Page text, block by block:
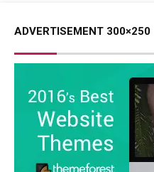
ADVERTISEMENT 300×250